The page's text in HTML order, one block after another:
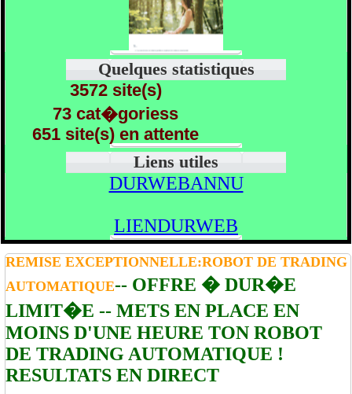
Quelques statistiques
3572 site(s)
73 cat�goriess
651 site(s) en attente
Liens utiles
DURWEBANNU
LIENDURWEB
REMISE EXCEPTIONNELLE:ROBOT DE TRADING
AUTOMATIQUE-- OFFRE � DUR�E
LIMIT�E -- METS EN PLACE EN
MOINS D'UNE HEURE TON ROBOT
DE TRADING AUTOMATIQUE !
RESULTATS EN DIRECT